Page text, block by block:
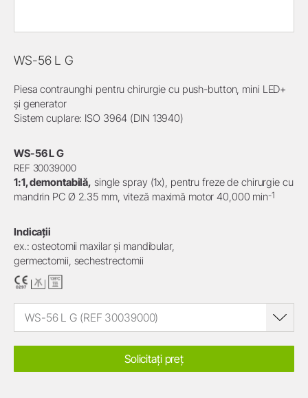
WS-56 L G
Piesa contraunghi pentru chirurgie cu push-button, mini LED+
și generator
Sistem cuplare: ISO 3964 (DIN 13940)
WS-56 L G
REF 30039000
1:1, demontabilă, single spray (1x), pentru freze de chirurgie cu
mandrin PC Ø 2.35 mm, viteză maximă motor 40,000 min-1
Indicații
ex.: osteotomii maxilar și mandibular,
germectomii, sechestrectomii
WS-56 L G (REF 30039000)
Solicitați preț